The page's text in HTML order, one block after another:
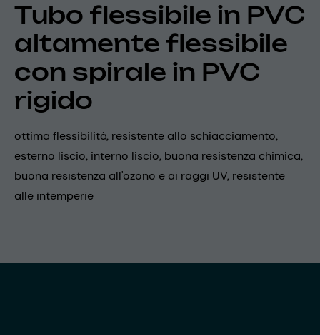
Tubo flessibile in PVC
altamente flessibile
con spirale in PVC
rigido
ottima flessibilità, resistente allo schiacciamento,
esterno liscio, interno liscio, buona resistenza chimica,
buona resistenza all'ozono e ai raggi UV, resistente
alle intemperie